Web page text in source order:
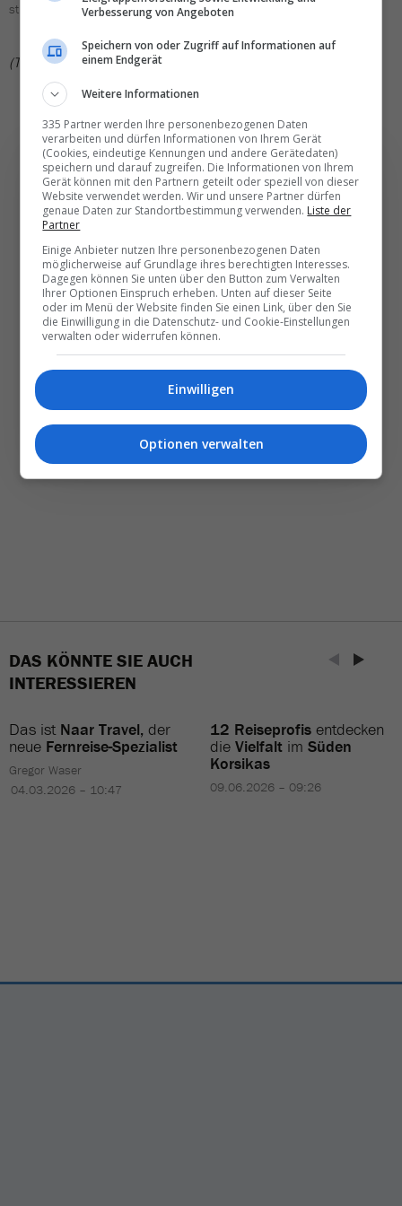
staunten.
(TN)
Die wichtigsten und
besten News direkt in
Ihr E‑Mail-Postfach
Täglich oder wöchentlich, mit mehr Insights oder
weniger. Bei Travel­news haben Sie die Wahl.
NEWSLETTER ENTDECKEN
DAS KÖNNTE SIE AUCH
INTERESSIEREN
Das ist Naar Travel, der
neue Fernreise-Spezialist
Gregor Waser
04.03.2026 – 10:47
12 Reiseprofis entdecken
die Vielfalt im Süden
Korsikas
09.06.2026 – 09:26
Verbesserung von Angeboten
Speichern von oder Zugriff auf Informationen auf
einem Endgerät
Weitere Informationen
335 Partner werden Ihre personenbezogenen Daten
verarbeiten und dürfen Informationen von Ihrem Gerät
(Cookies, eindeutige Kennungen und andere Gerätedaten)
speichern und darauf zugreifen. Die Informationen von Ihrem
Gerät können mit den Partnern geteilt oder speziell von dieser
Website verwendet werden. Wir und unsere Partner dürfen
genaue Daten zur Standortbestimmung verwenden. Liste der
Partner
Einige Anbieter nutzen Ihre personenbezogenen Daten
möglicherweise auf Grundlage ihres berechtigten Interesses.
Dagegen können Sie unten über den Button zum Verwalten
Ihrer Optionen Einspruch erheben. Unten auf dieser Seite
oder im Menü der Website finden Sie einen Link, über den Sie
die Einwilligung in die Datenschutz- und Cookie-Einstellungen
verwalten oder widerrufen können.
Einwilligen
Optionen verwalten